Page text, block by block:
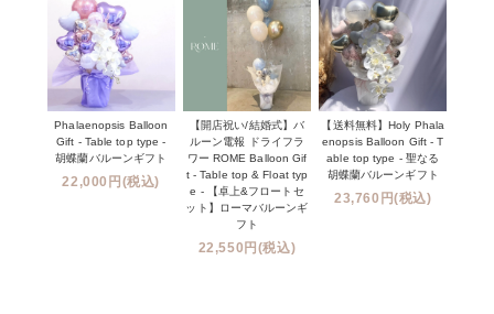
Phalaenopsis Balloon
Gift - Table top type -
胡蝶蘭バルーンギフト
22,000円(税込)
【開店祝い/結婚式】バ
ルーン電報 ドライフラ
ワー ROME Balloon Gif
t - Table top & Float typ
e - 【卓上&フロートセ
ット】ローマバルーンギ
フト
22,550円(税込)
【送料無料】Holy Phala
enopsis Balloon Gift - T
able top type - 聖なる
胡蝶蘭バルーンギフト
23,760円(税込)